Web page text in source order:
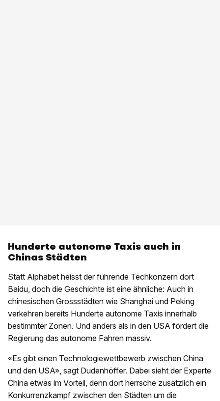
Hunderte autonome Taxis auch in
Chinas Städten
Statt Alphabet heisst der führende Techkonzern dort
Baidu, doch die Geschichte ist eine ähnliche: Auch in
chinesischen Grossstädten wie Shanghai und Peking
verkehren bereits Hunderte autonome Taxis innerhalb
bestimmter Zonen. Und anders als in den USA fördert die
Regierung das autonome Fahren massiv.
«Es gibt einen Technologiewettbewerb zwischen China
und den USA», sagt Dudenhöffer. Dabei sieht der Experte
China etwas im Vorteil, denn dort herrsche zusätzlich ein
Konkurrenzkampf zwischen den Städten um die